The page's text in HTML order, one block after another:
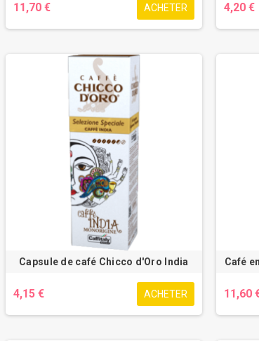
11,70 € ACHETER 4,20 €
Capsule de café Chicco d'Oro India
4,15 € ACHETER
Café
11,60